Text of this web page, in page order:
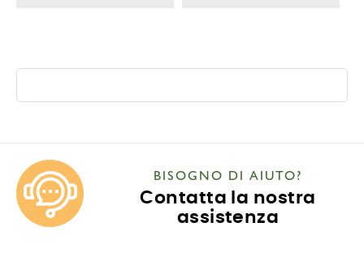
BISOGNO DI AIUTO?
Contatta la nostra
assistenza